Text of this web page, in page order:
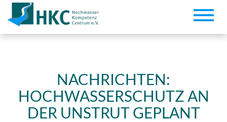
Toggle
NACHRICHTEN:
HOCHWASSERSCHUTZ AN
DER UNSTRUT GEPLANT